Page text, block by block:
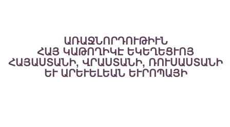
ԱՌԱՋՆՈՐԴՈՒԹԻՒՆ
ՀԱՅ ԿԱԹՈՂԻԿԷ ԵԿԵՂԵՑՒՈՅ
ՀԱՅԱՍՏԱՆԻ, ՎՐԱՍՏԱՆԻ, ՌՈՒՍԱՍՏԱՆԻ
ԵՒ ԱՐԵՒԵԼԵԱՆ ԵՒՐՈՊԱՅԻ